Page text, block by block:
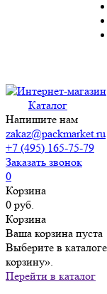
Каталог
Напишите нам
zakaz@packmarket.ru
+7 (495) 165-75-79
Заказать звонок
0
Корзина
0 руб.
Корзина
Ваша корзина пуста
Выберите в
корзину».
Перейти в каталог